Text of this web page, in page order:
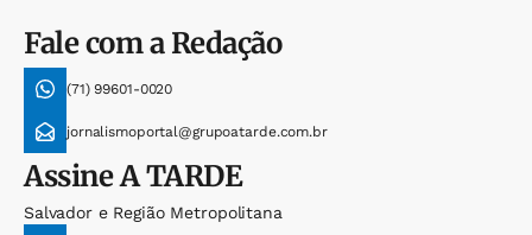
Fale com a Redação
(71) 99601-0020
jornalismoportal@grupoatarde.com.br
AssineA TARDE
Salvador e Região Metropolitana